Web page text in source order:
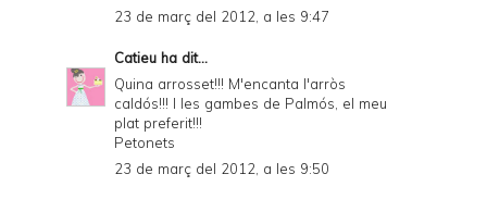
23 de març del 2012, a les 9:47
Catieu ha dit...
Quina arrosset!!! M'encanta l'arròs
caldós!!! I les gambes de Palmós, el meu
plat preferit!!!
Petonets
23 de març del 2012, a les 9:50